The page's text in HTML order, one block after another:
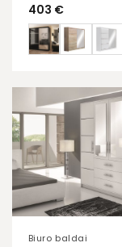
403 €
Biuro baldai